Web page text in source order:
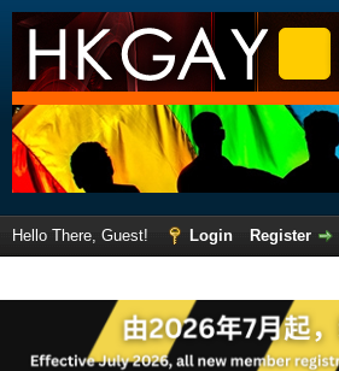
Hello There, Guest! Login
Register